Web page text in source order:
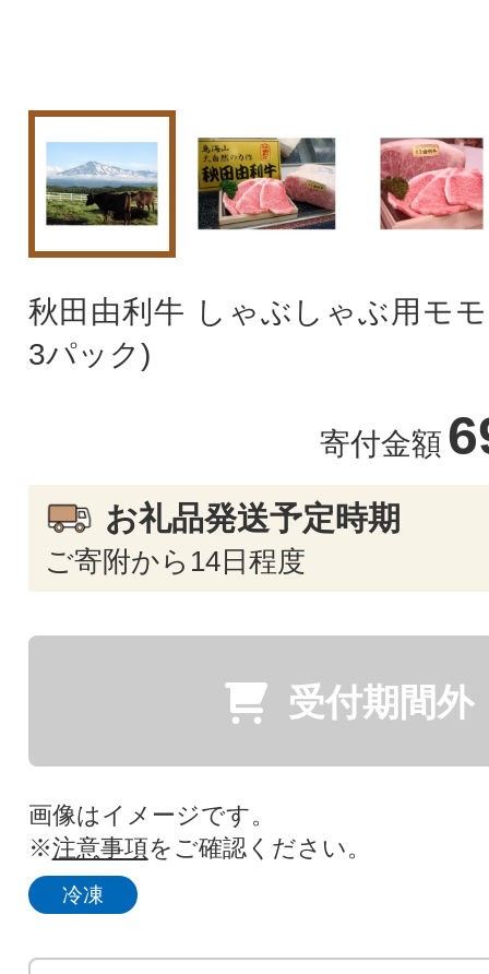
秋田由利牛 しゃぶしゃぶ用モ
3パック)
寄付金額
お礼品発送予定時期
ご寄附から14日程度
受付期間外
画像はイメージです。
※注意事項をご確認ください。
冷凍